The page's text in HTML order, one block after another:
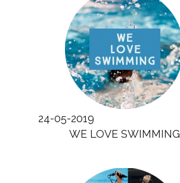
24-05-2019
WE LOVE SWIMMING